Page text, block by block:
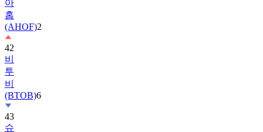
(AHOF)
42
비
투
비
(BTOB)
43
슈
퍼